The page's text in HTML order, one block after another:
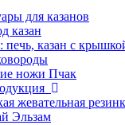
для казанов
казан
печь, казан с
ножи Пчак
жевательная
Эльзам